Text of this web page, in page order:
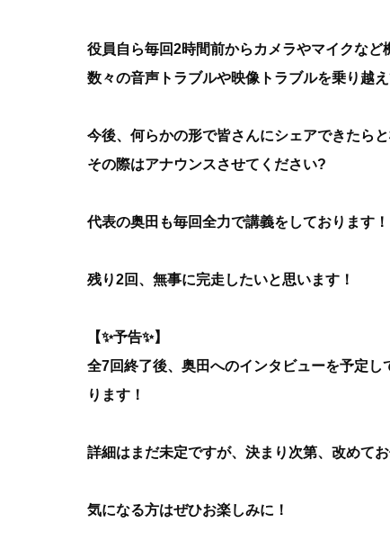
役員自ら毎回2時間前からカメラやマイクなど
数々の音声トラブルや映像トラブルを乗り越
今後、何らかの形で皆さんにシェアできたら
その際はアナウンスさせてください?
代表の奥田も毎回全力で講義をしております！
残り2回、無事に完走したいと思います！
【✨予告✨】
全7回終了後、奥田へのインタビューを予定
ります！
詳細はまだ未定ですが、決まり次第、改めて
気になる方はぜひお楽しみに！